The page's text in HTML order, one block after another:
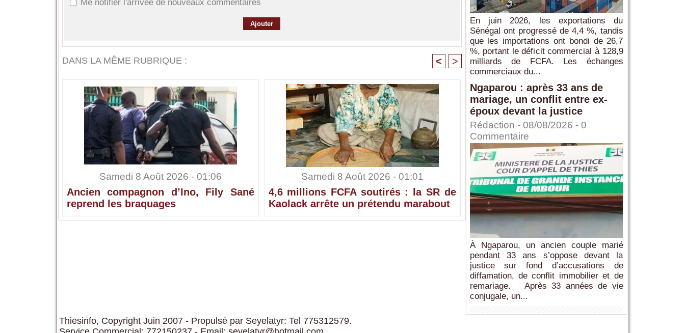
Me notifier l'arrivée de nouveaux commentaires
DANS LA MÊME RUBRIQUE : < >
Samedi 8 Août 2026 - 01:06
Ancien compagnon d’Ino, Fily Sané
reprend les braquages
Samedi 8 Août 2026 - 01:01
4,6 millions FCFA soutirés : la SR de
Kaolack arrête un prétendu marabout
En juin 2026, les exportations du
Sénégal ont progressé de 4,4 %, tandis
que les importations ont bondi de 26,7
%, portant le déficit commercial à 128,9
milliards de FCFA. Les échanges
commerciaux du...
Ngaparou : après 33 ans de
mariage, un conflit entre ex-
époux devant la justice
Rédaction - 08/08/2026 - 0
Commentaire
À Ngaparou, un ancien couple marié
pendant 33 ans s’oppose devant la
justice sur fond d’accusations de
diffamation, de conflit immobilier et de
remariage. Après 33 années de vie
conjugale, un...
Thiesinfo, Copyright Juin 2007 - Propulsé par Seyelatyr: Tel 775312579.